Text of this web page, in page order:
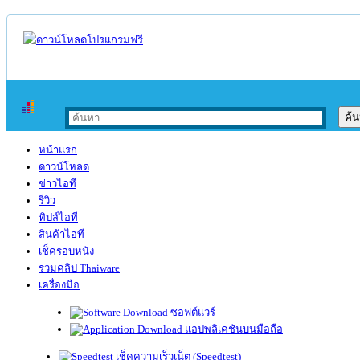
หน้าแรก
ดาวน์โหลด
ข่าวไอที
รีวิว
ทิปส์ไอที
สินค้าไอที
เช็ครอบหนัง
รวมคลิป Thaiware
เครื่องมือ
ซอฟต์แวร์
แอปพลิเคชันบนมือถือ
เช็คความเร็วเน็ต (Speedtest)